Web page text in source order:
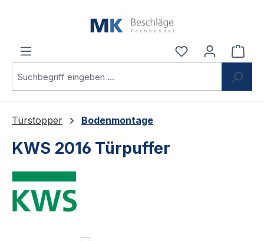
Du hast 0
Türstopper Bodenmontage
KWS 2016 Türpuffer